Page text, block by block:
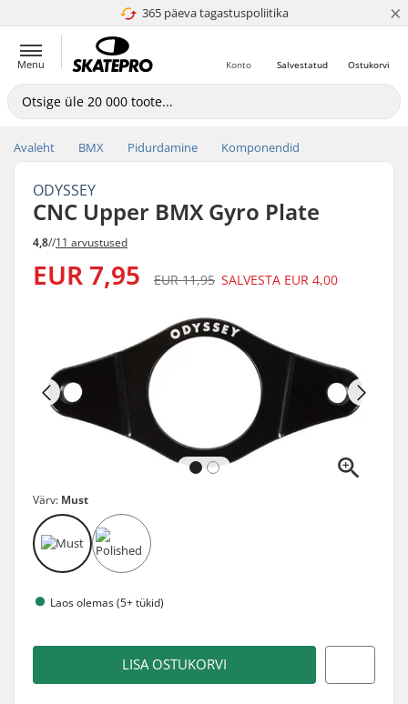
365 päeva tagastuspoliitika
4.8 paljaks 5 ×
Menu Ostukorvi
Salvestatud
Konto
Avaleht BMX Pidurdamine Komponendid
ODYSSEY
CNC Upper BMX Gyro Plate
4,8//11 arvustused
EUR 7,95 EUR 11,95 SALVESTA EUR 4,00
Värv: Must
Laos olemas (5+ tükid)
LISA OSTUKORVI